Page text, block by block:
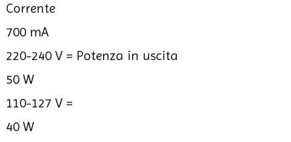
Corrente
700 mA
220-240 V = Potenza in uscita
50 W
110-127 V =
40 W